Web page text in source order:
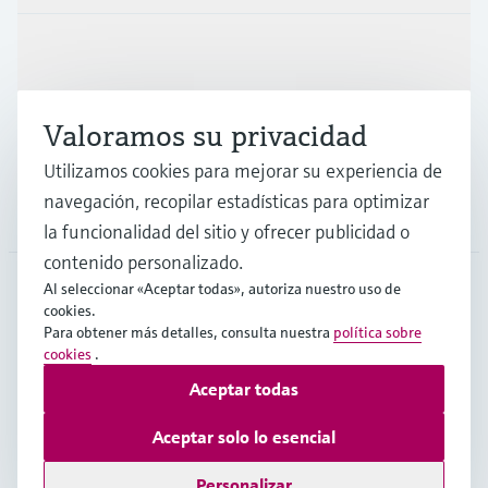
Soporte
Compañía
ESP
Copyright © Endress+Hauser Group Services AG
Términos de uso
Protección de datos
Términos y condiciones generales
Valoramos su privacidad
Utilizamos cookies para mejorar su experiencia de
navegación, recopilar estadísticas para optimizar
la funcionalidad del sitio y ofrecer publicidad o
contenido personalizado.
Al seleccionar «Aceptar todas», autoriza nuestro uso de
cookies.
Para obtener más detalles, consulta nuestra política sobre
cookies .
Aceptar solo lo esencial
Aceptar todas